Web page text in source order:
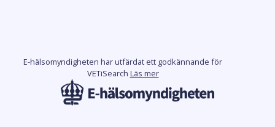
E-hälsomyndigheten har utfärdat ett godkännande för
VETiSearch Läs mer